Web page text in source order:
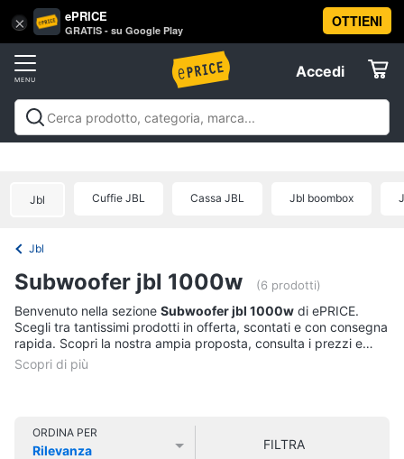
× ePRICE
GRATIS - su Google Play
OTTIENI
Accedi
Accedi
Registrati
Offerte
Tv
e
Home
Cinema
home
Vai
al
Jbl Cuffie JBL Cassa JBL Jbl boombox
Jbl
Subwoofer jbl 1000w (6 prodotti)
Benvenuto nella sezione Subwoofer jbl 1000w di ePRICE.
Scegli tra tantissimi prodotti in offerta, scontati e con consegna
rapida. Scopri la nostra ampia proposta, consulta i prezzi e
acquista comodamente online.
ORDINA PER
Rilevanza
FILTRA